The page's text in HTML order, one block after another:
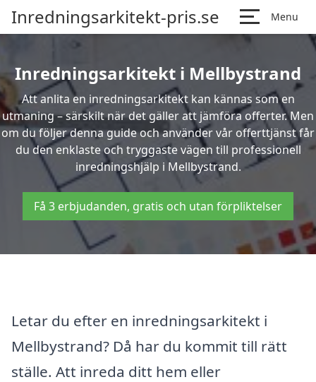
Inredningsarkitekt-pris.se Menu
Inredningsarkitekt i Mellbystrand
Att anlita en inredningsarkitekt kan kännas som en
utmaning – särskilt när det gäller att jämföra offerter. Men
om du följer denna guide och använder vår offerttjänst får
du den enklaste och tryggaste vägen till professionell
inredningshjälp i Mellbystrand.
Få 3 erbjudanden, gratis och utan förpliktelser
Letar du efter en inredningsarkitekt i
Mellbystrand? Då har du kommit till rätt
ställe. Att inreda ditt hem eller